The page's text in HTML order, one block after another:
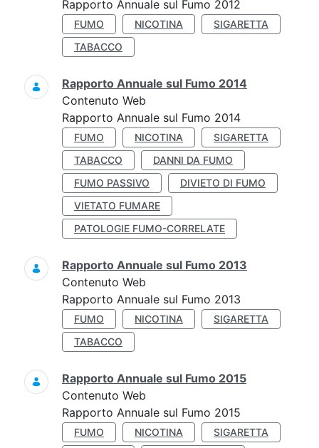
Rapporto Annuale sul Fumo 2012
FUMO NICOTINA
SIGARETTA
TABACCO
Rapporto Annuale sul Fumo 2014
Contenuto Web
Rapporto Annuale sul Fumo 2014
FUMO NICOTINA
SIGARETTA
TABACCO
DANNI DA FUMO
FUMO PASSIVO
DIVIETO DI FUMO
VIETATO FUMARE
PATOLOGIE FUMO-CORRELATE
Rapporto Annuale sul Fumo 2013
Contenuto Web
Rapporto Annuale sul Fumo 2013
FUMO NICOTINA
SIGARETTA
TABACCO
Rapporto Annuale sul Fumo 2015
Contenuto Web
Rapporto Annuale sul Fumo 2015
FUMO NICOTINA
SIGARETTA